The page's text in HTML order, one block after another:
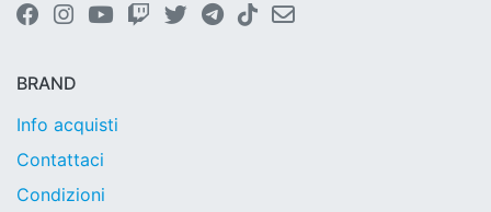
BRAND
Info acquisti
Contattaci
Condizioni